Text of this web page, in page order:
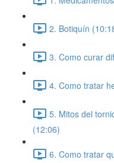
2. Botiquín
3. Como curar
4. Como tratar
5. Mitos del
(12:06)
6. Como tratar